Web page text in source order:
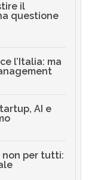
il
questione
l’Italia: ma
AI e
non per tutti: